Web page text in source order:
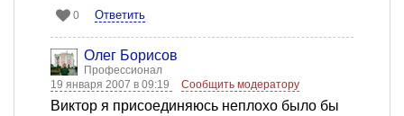
0 Ответить
Олег Борисов
Профессионал
19 января 2007 в 09:19
Сообщить модератору
Виктор я присоединяюсь неплохо было бы